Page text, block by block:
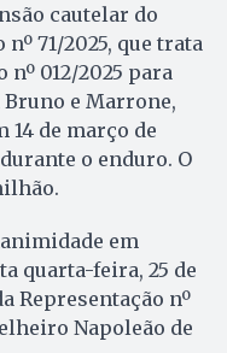
cautelar do
71/2025, que trata
012/2025 para
e Marrone,
de março de
o enduro. O
em
quarta-feira, 25 de
Representação nº
Napoleão de